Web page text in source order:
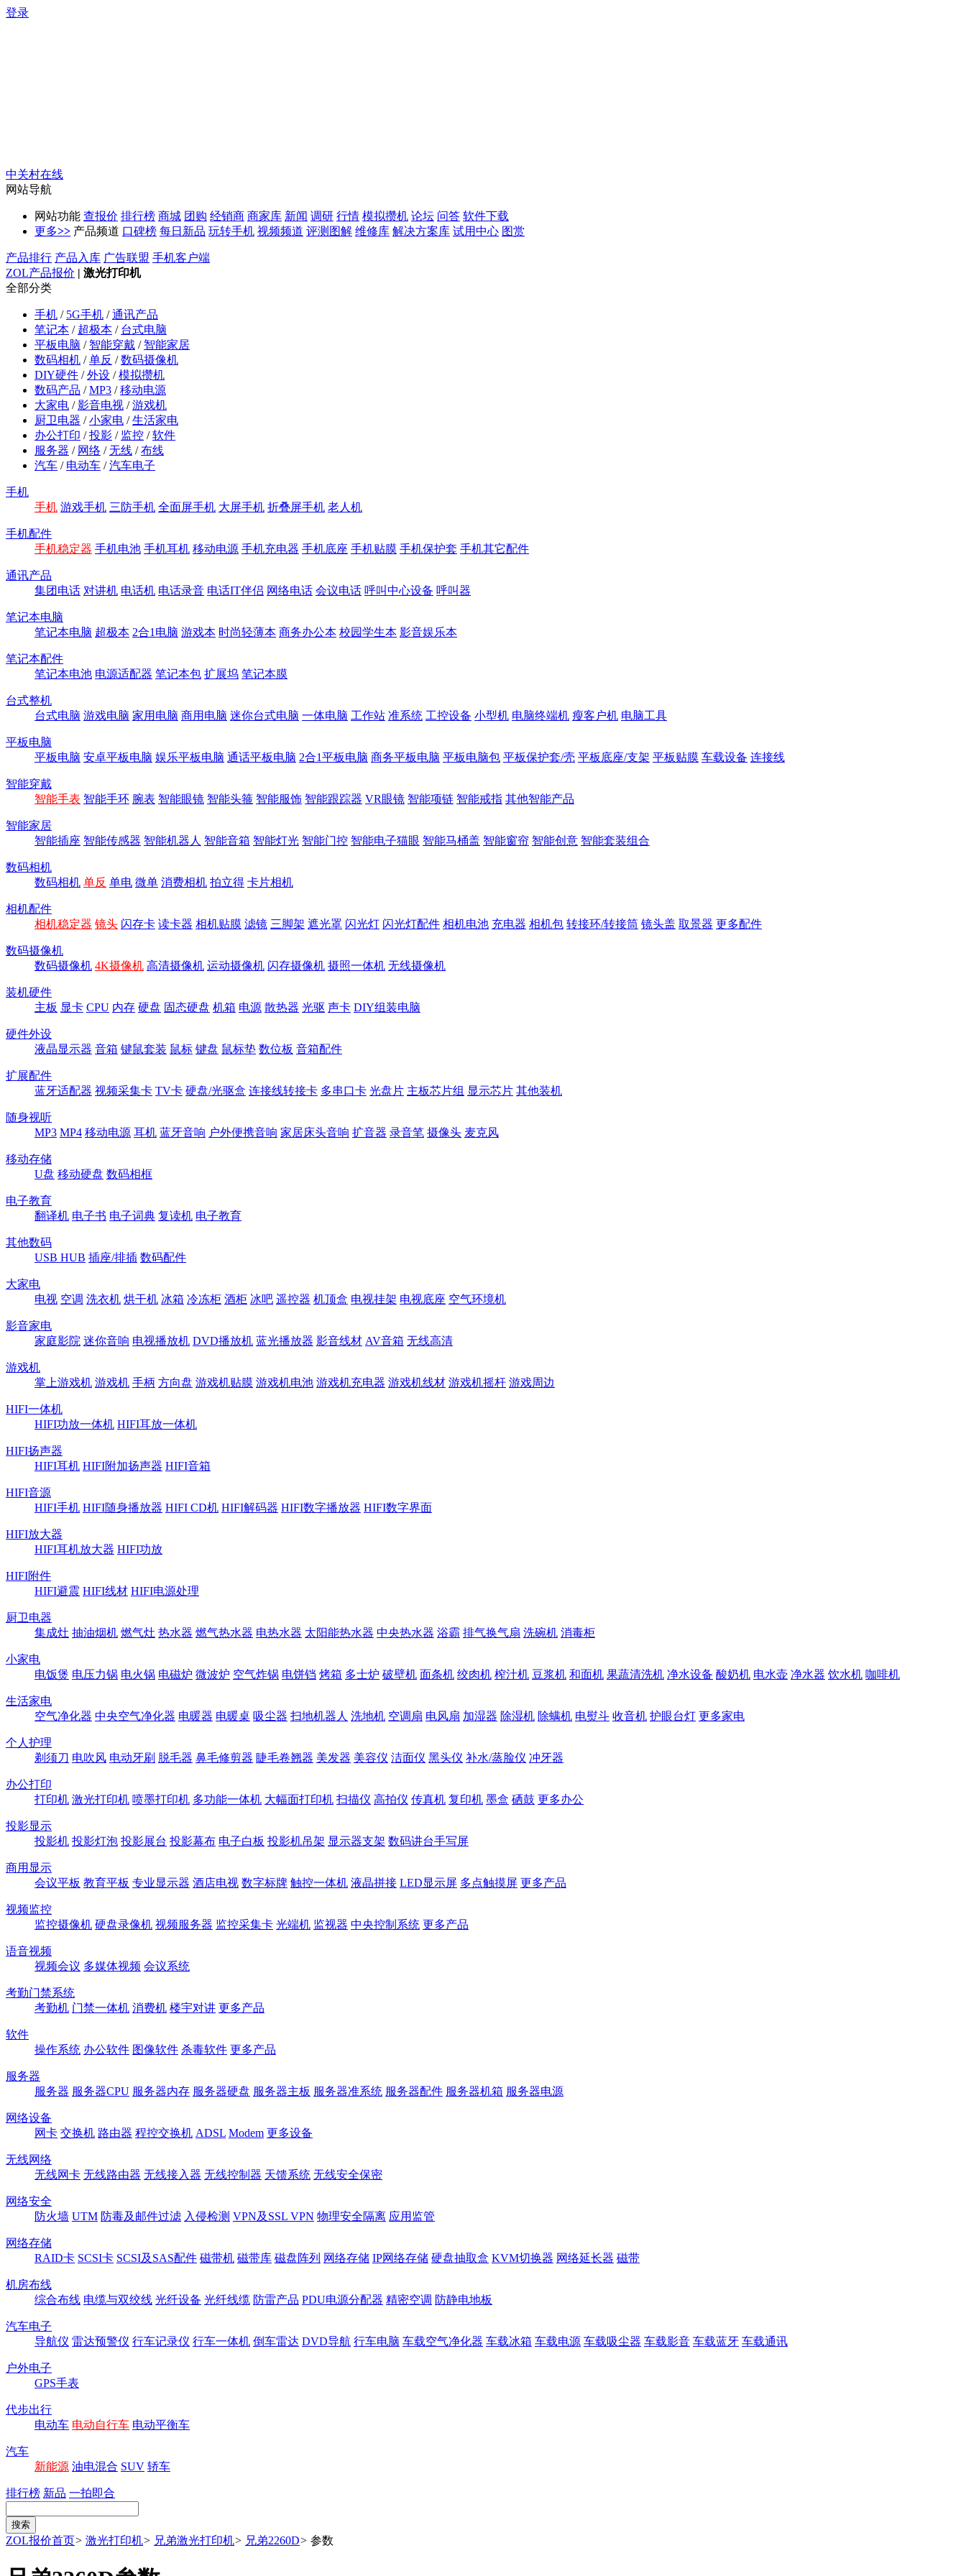
登录
中关村在线
网站导航
网站功能 查报价 排行榜 商城 团购 经销商 商家库 新闻 调研 行情 模拟攒机 论坛 问答 软件下载
更多>> 产品频道 口碑榜 每日新品 玩转手机 视频频道 评测图解 维修库 解决方案库 试用中心 图赏
产品排行 产品入库 广告联盟 手机客户端
ZOL产品报价 | 激光打印机
全部分类
手机 / 5G手机 /通讯产品
笔记本 / 超极本 / 台式电脑
平板电脑 / 智能穿戴 / 智能家居
数码相机 /单反 /数码摄像机
DIY硬件 /外设 /模拟攒机
数码产品 /MP3 /移动电源
大家电 /影音电视 /游戏机
厨卫电器 /小家电 /生活家电
办公打印 /投影 / 监控 /软件
服务器 / 网络 /无线 /布线
汽车 / 电动车 /汽车电子
手机
手机 游戏手机 三防手机 全面屏手机 大屏手机 折叠屏手机 老人机
手机配件
手机稳定器 手机电池 手机耳机 移动电源 手机充电器 手机底座 手机贴膜 手机保护套 手机其它配件
通讯产品
集团电话 对讲机 电话机 电话录音 电话IT伴侣 网络电话 会议电话 呼叫中心设备 呼叫器
笔记本电脑
笔记本电脑 超极本 2合1电脑 游戏本 时尚轻薄本 商务办公本 校园学生本 影音娱乐本
笔记本配件
笔记本电池 电源适配器 笔记本包 扩展坞 笔记本膜
台式整机
台式电脑 游戏电脑 家用电脑 商用电脑 迷你台式电脑 一体电脑 工作站 准系统 工控设备 小型机 电脑终端机 瘦客户机 电脑工具
平板电脑
平板电脑 安卓平板电脑 娱乐平板电脑 通话平板电脑 2合1平板电脑 商务平板电脑 平板电脑包 平板保护套/壳 平板底座/支架 平板贴膜 车载设备 连接线
智能穿戴
智能手表 智能手环 腕表 智能眼镜 智能头箍 智能服饰 智能跟踪器 VR眼镜 智能项链 智能戒指 其他智能产品
智能家居
智能插座 智能传感器 智能机器人 智能音箱 智能灯光 智能门控 智能电子猫眼 智能马桶盖 智能窗帘 智能创意 智能套装组合
数码相机
数码相机 单反 单电 微单 消费相机 拍立得 卡片相机
相机配件
相机稳定器 镜头 闪存卡 读卡器 相机贴膜 滤镜 三脚架 遮光罩 闪光灯 闪光灯配件 相机电池 充电器 相机包 转接环/转接筒 镜头盖 取景器 更多配件
数码摄像机
数码摄像机 4K摄像机 高清摄像机 运动摄像机 闪存摄像机 摄照一体机 无线摄像机
装机硬件
主板 显卡 CPU 内存 硬盘 固态硬盘 机箱 电源 散热器 光驱 声卡 DIY组装电脑
硬件外设
液晶显示器 音箱 键鼠套装 鼠标 键盘 鼠标垫 数位板 音箱配件
扩展配件
蓝牙适配器 视频采集卡 TV卡 硬盘/光驱盒 连接线转接卡 多串口卡 光盘片 主板芯片组 显示芯片 其他装机
随身视听
MP3 MP4 移动电源 耳机 蓝牙音响 户外便携音响 家居床头音响 扩音器 录音笔 摄像头 麦克风
移动存储
U盘 移动硬盘 数码相框
电子教育
翻译机 电子书 电子词典 复读机 电子教育
其他数码
USB HUB 插座/排插 数码配件
大家电
电视 空调 洗衣机 烘干机 冰箱 冷冻柜 酒柜 冰吧 遥控器 机顶盒 电视挂架 电视底座 空气环境机
影音家电
家庭影院 迷你音响 电视播放机 DVD播放机 蓝光播放器 影音线材 AV音箱 无线高清
游戏机
掌上游戏机 游戏机 手柄 方向盘 游戏机贴膜 游戏机电池 游戏机充电器 游戏机线材 游戏机摇杆 游戏周边
HIFI一体机
HIFI功放一体机 HIFI耳放一体机
HIFI扬声器
HIFI耳机 HIFI附加扬声器 HIFI音箱
HIFI音源
HIFI手机 HIFI随身播放器 HIFI CD机 HIFI解码器 HIFI数字播放器 HIFI数字界面
HIFI放大器
HIFI耳机放大器 HIFI功放
HIFI附件
HIFI避震 HIFI线材 HIFI电源处理
厨卫电器
集成灶 抽油烟机 燃气灶 热水器 燃气热水器 电热水器 太阳能热水器 中央热水器 浴霸 排气换气扇 洗碗机 消毒柜
小家电
电饭煲 电压力锅 电火锅 电磁炉 微波炉 空气炸锅 电饼铛 烤箱 多士炉 破壁机 面条机 绞肉机 榨汁机 豆浆机 和面机 果蔬清洗机 净水设备 酸奶机 电水壶 净水器 饮水机 咖啡机
生活家电
空气净化器 中央空气净化器 电暖器 电暖桌 吸尘器 扫地机器人 洗地机 空调扇 电风扇 加湿器 除湿机 除螨机 电熨斗 收音机 护眼台灯 更多家电
个人护理
剃须刀 电吹风 电动牙刷 脱毛器 鼻毛修剪器 睫毛卷翘器 美发器 美容仪 洁面仪 黑头仪 补水/蒸脸仪 冲牙器
办公打印
打印机 激光打印机 喷墨打印机 多功能一体机 大幅面打印机 扫描仪 高拍仪 传真机 复印机 墨盒 硒鼓 更多办公
投影显示
投影机 投影灯泡 投影展台 投影幕布 电子白板 投影机吊架 显示器支架 数码讲台手写屏
商用显示
会议平板 教育平板 专业显示器 酒店电视 数字标牌 触控一体机 液晶拼接 LED显示屏 多点触摸屏 更多产品
视频监控
监控摄像机 硬盘录像机 视频服务器 监控采集卡 光端机 监视器 中央控制系统 更多产品
语音视频
视频会议 多媒体视频 会议系统
考勤门禁系统
考勤机 门禁一体机 消费机 楼宇对讲 更多产品
软件
操作系统 办公软件 图像软件 杀毒软件 更多产品
服务器
服务器 服务器CPU 服务器内存 服务器硬盘 服务器主板 服务器准系统 服务器配件 服务器机箱 服务器电源
网络设备
网卡 交换机 路由器 程控交换机 ADSL Modem 更多设备
无线网络
无线网卡 无线路由器 无线接入器 无线控制器 天馈系统 无线安全保密
网络安全
防火墙 UTM 防毒及邮件过滤 入侵检测 VPN及SSL VPN 物理安全隔离 应用监管
网络存储
RAID卡 SCSI卡 SCSI及SAS配件 磁带机 磁带库 磁盘阵列 网络存储 IP网络存储 硬盘抽取盒 KVM切换器 网络延长器 磁带
机房布线
综合布线 电缆与双绞线 光纤设备 光纤线缆 防雷产品 PDU电源分配器 精密空调 防静电地板
汽车电子
导航仪 雷达预警仪 行车记录仪 行车一体机 倒车雷达 DVD导航 行车电脑 车载空气净化器 车载冰箱 车载电源 车载吸尘器 车载影音 车载蓝牙 车载通讯
户外电子
GPS手表
代步出行
电动车 电动自行车 电动平衡车
汽车
新能源 油电混合 SUV 轿车
排行榜 新品 一拍即合
ZOL报价首页> 激光打印机> 兄弟激光打印机> 兄弟2260D> 参数